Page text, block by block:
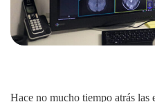
Hace no mucho tiempo atrás las